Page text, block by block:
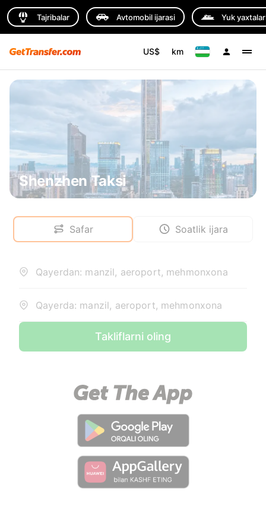
Tajribalar Avtomobil ijarasi Yuk
US$ km
Shenzhen Taksi
Safar Soatlik ijara
Qayerdan: manzil, aeroport, mehmonxona
Qayerda: manzil, aeroport, mehmonxona
Takliflarni oling